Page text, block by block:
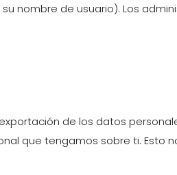
nombre de usuario). Los
de los datos
que tengamos sobre ti. Esto